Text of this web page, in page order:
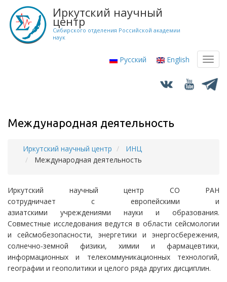
Перейти
основному
содержанию
Иркутский научный
центр
Сибирского отделения Российской академии
наук
Русский English
Международная деятельность
Строка
Иркутский научный центр
ИНЦ
Международная деятельность
Иркутский научный центр СО РАН
сотрудничает с европейскими и
азиатскими учреждениями науки и образования.
Совместные исследования ведутся в области сейсмологии
и сейсмобезопасности, энергетики и энергосбережения,
солнечно-земной физики, химии и фармацевтики,
информационных и телекоммуникационных технологий,
географии и геополитики и целого ряда других дисциплин.